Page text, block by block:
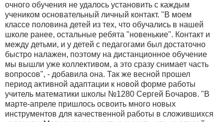
очного обучения не удалось установить с каждым
учеником основательный личный контакт. "В моем
классе половина детей из тех, что обучались в нашей
школе ранее, остальные ребята "новенькие". Контакт и
между детьми, и у детей с педагогами был достаточно
быстро налажен, поэтому на дистанционное обучение
мы вышли уже коллективом, а это сразу снимает часть
вопросов", - добавила она. Так же весной прошел
период активной адаптации к новой форме работы
учитель математики школы №1280 Сергей Бочаров. "В
марте-апреле пришлось освоить много новых
инструментов для качественной работы в сложившихся